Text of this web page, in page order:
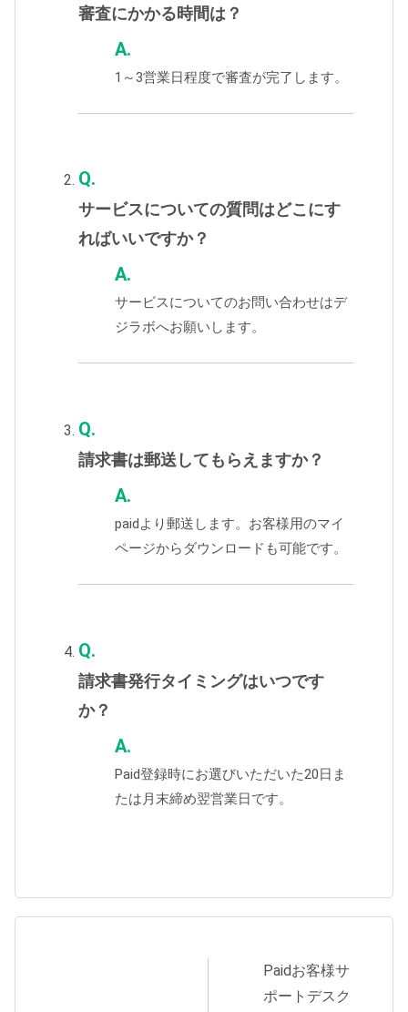
審査にかかる時間は？
A.
1～3営業日程度で審査が完了します。
Q.
サービスについての質問はどこにす
ればいいですか？
A.
サービスについてのお問い合わせはデ
ジラボへお願いします。
Q.
請求書は郵送してもらえますか？
A.
paidより郵送します。お客様用のマイ
ページからダウンロードも可能です。
Q.
請求書発行タイミングはいつです
か？
A.
Paid登録時にお選びいただいた20日ま
たは月末締め翌営業日です。
Paidお客様サ
ポートデスク